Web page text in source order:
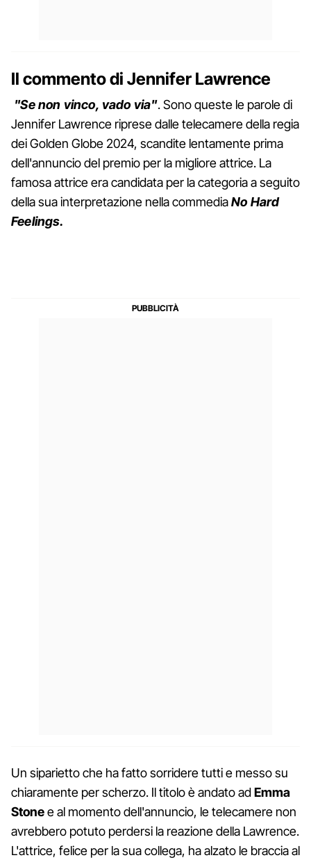
Il commento di Jennifer Lawrence
"Se non vinco, vado via". Sono queste le parole di
Jennifer Lawrence riprese dalle telecamere della regia
dei Golden Globe 2024, scandite lentamente prima
dell'annuncio del premio per la migliore attrice. La
famosa attrice era candidata per la categoria a seguito
della sua interpretazione nella commediaNo Hard
Feelings.
Un siparietto che ha fatto sorridere tutti e messo su
chiaramente per scherzo. Il titolo è andato adEmma
Stonee al momento dell'annuncio, le telecamere non
avrebbero potuto perdersi la reazione della Lawrence.
L'attrice, felice per la sua collega, ha alzato le braccia al